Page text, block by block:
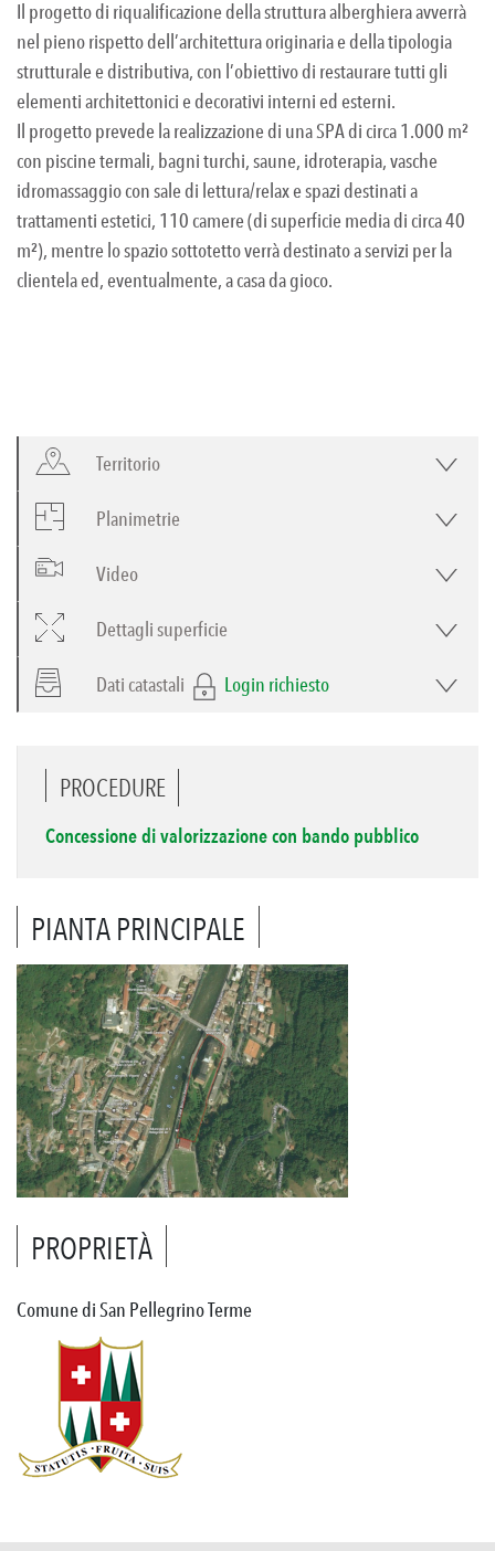
Il progetto di riqualificazione della struttura alberghiera avverrà
nel pieno rispetto dell’architettura originaria e della tipologia
strutturale e distributiva, con l’obiettivo di restaurare tutti gli
elementi architettonici e decorativi interni ed esterni.
Il progetto prevede la realizzazione di una SPA di circa 1.000 m²
con piscine termali, bagni turchi, saune, idroterapia, vasche
idromassaggio con sale di lettura/relax e spazi destinati a
trattamenti estetici, 110 camere (di superficie media di circa 40
m²), mentre lo spazio sottotetto verrà destinato a servizi per la
clientela ed, eventualmente, a casa da gioco.
Territorio
Planimetrie
Video
Dettagli superficie
Dati catastali Login richiesto
PROCEDURE
Concessione di valorizzazione con bando pubblico
PIANTA PRINCIPALE
PROPRIETÀ
Comune di San Pellegrino Terme